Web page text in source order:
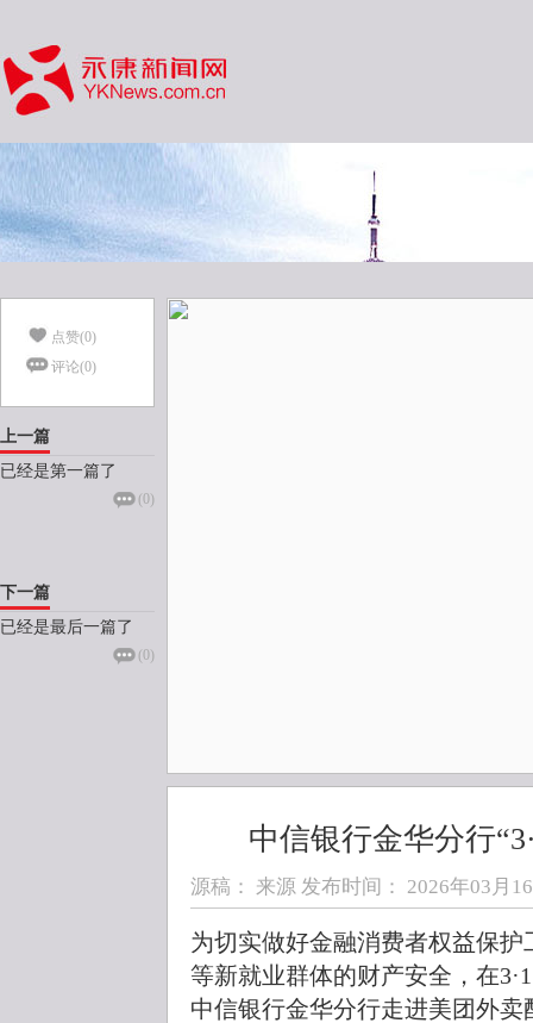
点赞(0)
评论(0)
上一篇
已经是第一篇了
(0)
下一篇
已经是最后一篇了
(0)
中信银行金华分行
源稿： 来源 发布时间： 2026年03月
为切实做好金融消费者权益保
等新就业群体的财产安全，在
中信银行金华分行走进美团外